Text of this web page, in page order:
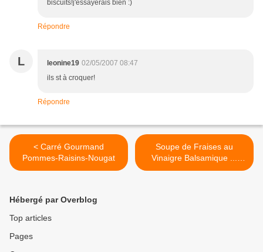
biscuits!j'essayerais bien :)
Répondre
L leonine19 02/05/2007 08:47
ils st à croquer!
Répondre
< Carré Gourmand
Pommes-Raisins-Nougat
Soupe de Fraises au
Vinaigre Balsamique ...
pour Réquia >
Hébergé par Overblog
Top articles
Pages